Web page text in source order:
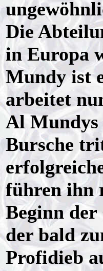
Die
in Europa
Mundy ist
arbeitet
Al Mundys
Bursche
führen ihn
Beginn
der bald
Profidieb